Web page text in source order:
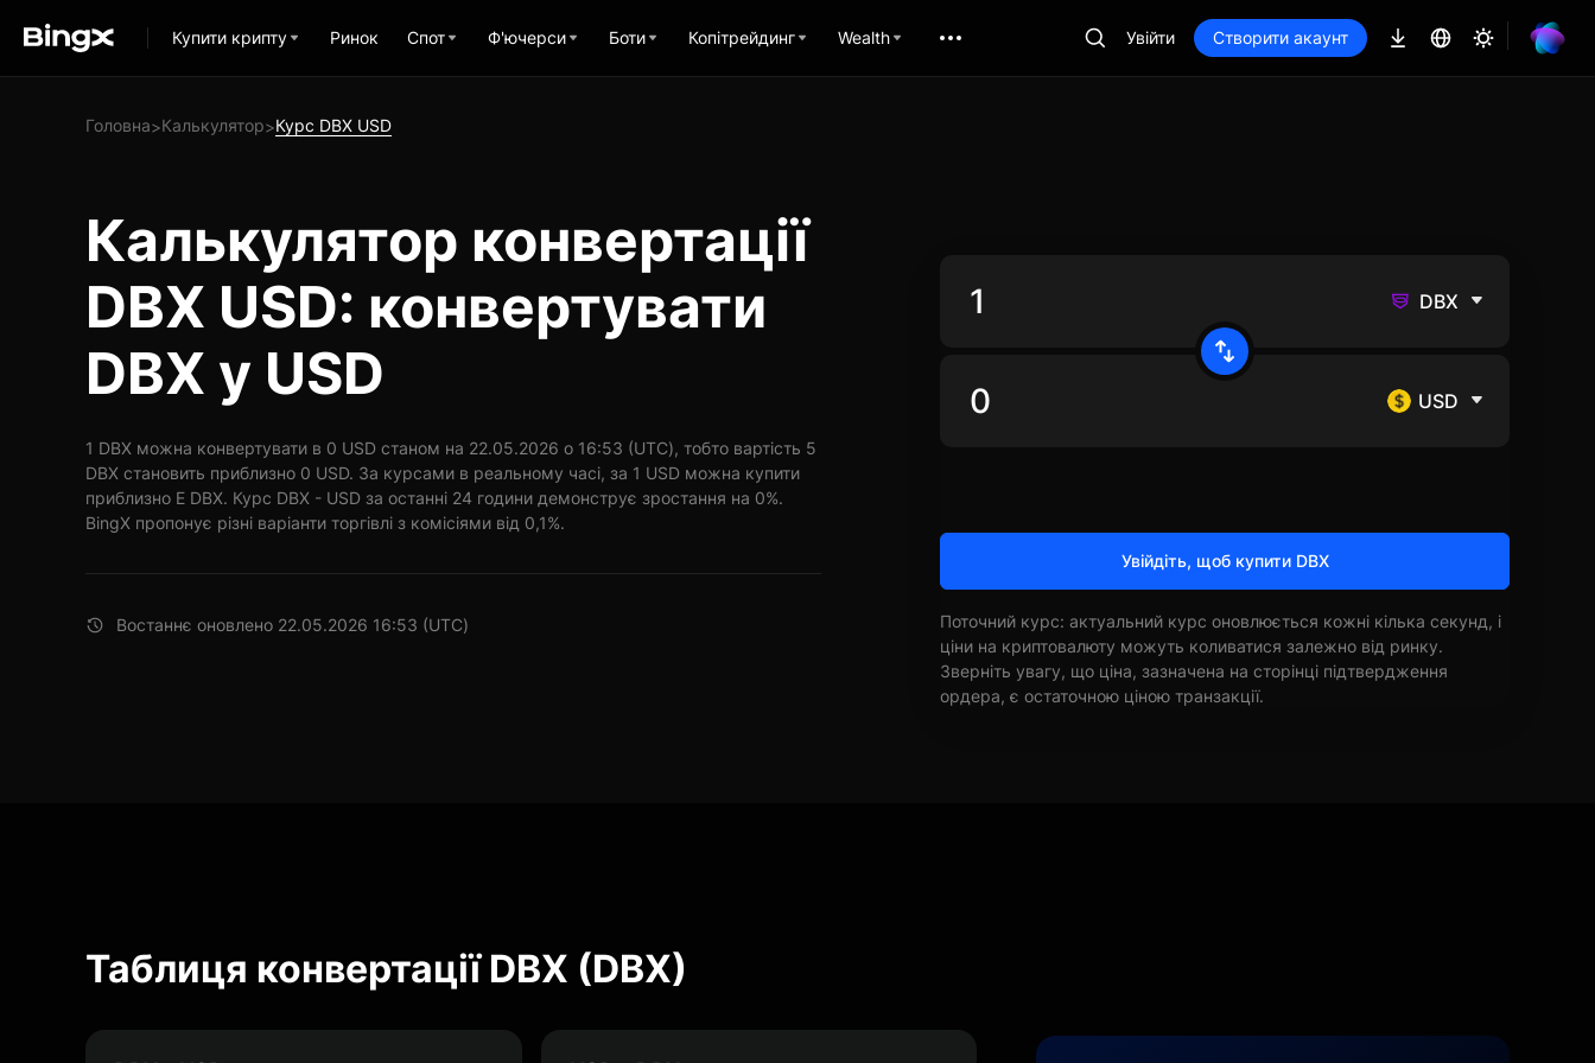
Купити крипту Ринок Спот Ф'ючерси Боти Копітрейдинг Wealth Увійти Створити акаунт
Головна>Калькулятор>Курс DBX USD
Калькулятор конвертації
DBX USD: конвертувати
DBX у USD
1 DBX можна конвертувати в 0 USD станом на 22.05.2026 о 16:53 (UTC), тобто вартість 5
DBX становить приблизно 0 USD. За курсами в реальному часі, за 1 USD можна купити
приблизно E DBX. Курс DBX - USD за останні 24 години демонструє зростання на 0%.
BingX пропонує різні варіанти торгівлі з комісіями від 0,1%.
Востаннє оновлено 22.05.2026 16:53 (UTC)
DBX
USD
Увійдіть, щоб купити DBX
Поточний курс: актуальний курс оновлюється кожні кілька секунд, і
ціни на криптовалюту можуть коливатися залежно від ринку.
Зверніть увагу, що ціна, зазначена на сторінці підтвердження
ордера, є остаточною ціною транзакції.
Таблиця конвертації DBX (DBX)